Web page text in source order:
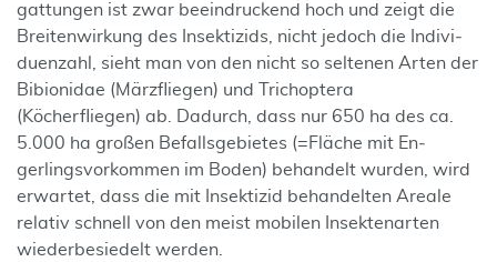
gattungen ist zwar beein­druckend hoch und zeigt die
Breitenwirkung des Insektizids, nicht jedoch die Indivi­
duenzahl, sieht man von den nicht so seltenen Arten der
Bibionidae (Märzfliegen) und Tri­choptera
(Köcherfliegen) ab. Dadurch, dass nur 650 ha des ca.
5.000 ha großen Befallsgebietes (=Fläche mit En­
gerlingsvorkommen im Boden) behandelt wurden, wird
erwartet, dass die mit In­sektizid behan­delten Areale
relativ schnell von den meist mobilen Insekten­arten
wiederbesiedelt werden.